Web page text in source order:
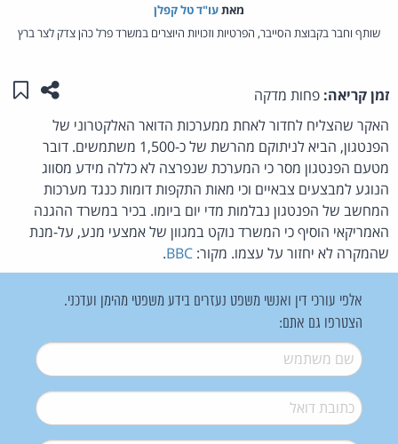
מאת‏עו"ד טל קפלן
שותף וחבר בקבוצת הסייבר, הפרטיות וזכויות היוצרים במשרד פרל כהן צדק לצר ברץ
זמן קריאה: פחות מדקה שתפו
האקר שהצליח לחדור לאחת ממערכות הדואר האלקטרוני של
הפנטגון, הביא לניתוקם מהרשת של כ-1,500 משתמשים. דובר
מטעם הפנטגון מסר כי המערכת שנפרצה לא כללה מידע מסווג
הנוגע למבצעים צבאיים וכי מאות התקפות דומות כנגד מערכות
המחשב של הפנטגון נבלמות מדי יום ביומו. בכיר במשרד ההגנה
האמריקאי הוסיף כי המשרד נוקט במגוון של אמצעי מנע, על-מנת
שהמקרה לא יחזור על עצמו. מקור: BBC
.
אלפי עורכי דין ואנשי משפט נעזרים בידע משפטי מהימן ועדכני.
הצטרפו גם אתם:
שם משתמש*
דואל*